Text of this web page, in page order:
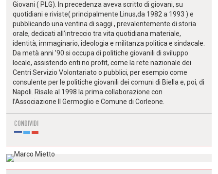
Giovani ( PLG). In precedenza aveva scritto di giovani, su
quotidiani e riviste( principalmente Linus,da 1982 a 1993 ) e
pubblicando una ventina di saggi , prevalentemente di storia
orale, dedicati all’intreccio tra vita quotidiana materiale,
identità, immaginario, ideologia e militanza politica e sindacale.
Da metà anni ’90 si occupa di politiche giovanili di sviluppo
locale, assistendo enti no profit, come la rete nazionale dei
Centri Servizio Volontariato o pubblici, per esempio come
consulente per le politiche giovanili dei comuni di Biella e, poi, di
Napoli. Risale al 1998 la prima collaborazione con
l’Associazione Il Germoglio e Comune di Corleone.
CONDIVIDI